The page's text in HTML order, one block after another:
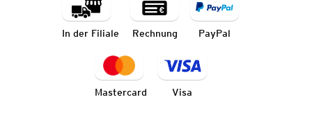
In der Filiale Rechnung PayPal
Mastercard Visa